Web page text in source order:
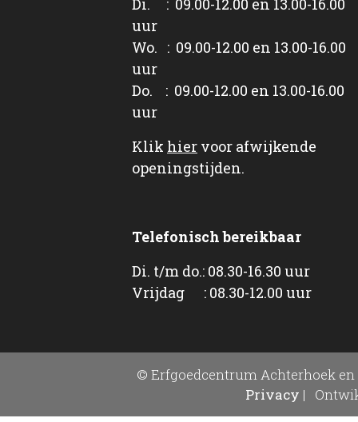
uur
Wo. : 09.00-12.00 en 13.00-16.00
uur
Do. : 09.00-12.00 en 13.00-16.00
uur
Klik hier voor afwijkende
openingstijden.
Telefonisch bereikbaar
Di. t/m do.: 08.30-16.30 uur
Vrijdag : 08.30-12.00 uur
© Erfgoedcentrum Achterhoek en
Privacy |